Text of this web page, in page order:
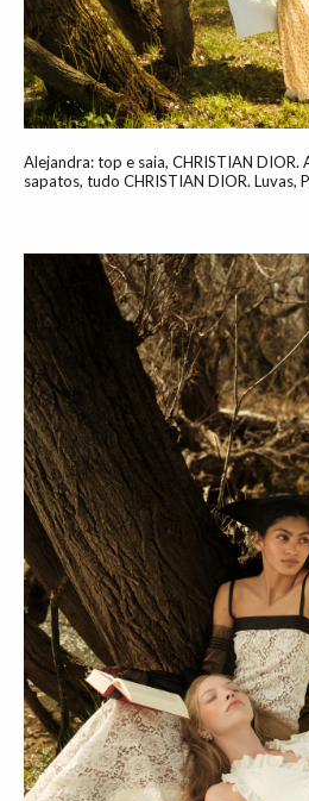
Alejandra: top e saia, CHRISTIAN DIOR.
sapatos, tudo CHRISTIAN DIOR. Luvas,